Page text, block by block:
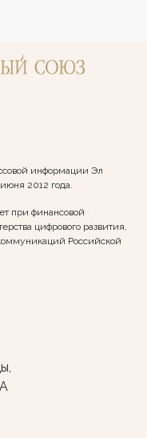
информации Эл
2012 года.
при финансовой
цифрового развития,
Российской